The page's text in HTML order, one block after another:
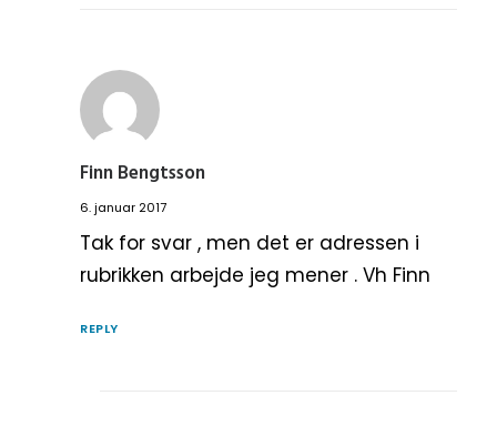
Finn Bengtsson
6. januar 2017
Tak for svar , men det er adressen i
rubrikken arbejde jeg mener . Vh Finn
REPLY